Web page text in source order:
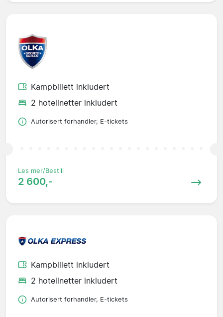
Kampbillett inkludert
2 hotellnetter inkludert
Autorisert forhandler, E-tickets
Les mer/Bestill
2 600,-
Kampbillett inkludert
2 hotellnetter inkludert
Autorisert forhandler, E-tickets